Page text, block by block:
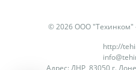
© 2026 ООО
http://